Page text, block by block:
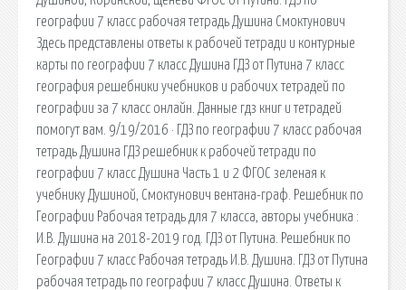
географии 7 класс рабочая тетрадь Душина Смоктунович
Здесь представлены ответы к рабочей тетради и контурные
карты по географии 7 класс Душина ГДЗ от Путина 7 класс
география решебники учебников и рабочих тетрадей по
географии за 7 класс онлайн. Данные гдз книг и тетрадей
помогут вам. 9/19/2016 · ГДЗ по географии 7 класс рабочая
тетрадь Душина ГДЗ решебник к рабочей тетради по
географии 7 класс Душина Часть 1 и 2 ФГОС зеленая к
учебнику Душиной, Смоктунович вентана-граф. Решебник по
Географии Рабочая тетрадь для 7 класса, авторы учебника :
И.В. Душина на 2018-2019 год. ГДЗ от Путина. Решебник по
Географии 7 класс Рабочая тетрадь И.В. Душина. ГДЗ от Путина
рабочая тетрадь по географии 7 класс Душина. Ответы к